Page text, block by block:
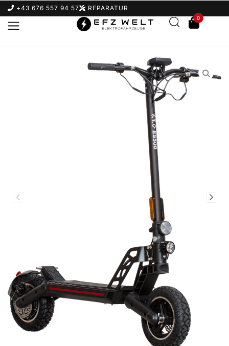
+43 676 557 94 57 REPARATUR
Suchbegriff eingeben & Enter klicken
0